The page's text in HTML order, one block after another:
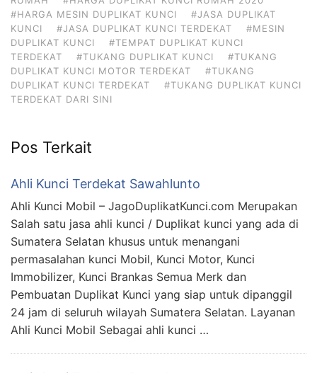
#HARGA MESIN DUPLIKAT KUNCI
#JASA DUPLIKAT
KUNCI
#JASA DUPLIKAT KUNCI TERDEKAT
#MESIN
DUPLIKAT KUNCI
#TEMPAT DUPLIKAT KUNCI
TERDEKAT
#TUKANG DUPLIKAT KUNCI
#TUKANG
DUPLIKAT KUNCI MOTOR TERDEKAT
#TUKANG
DUPLIKAT KUNCI TERDEKAT
#TUKANG DUPLIKAT KUNCI
TERDEKAT DARI SINI
Pos Terkait
Ahli Kunci Terdekat Sawahlunto
Ahli Kunci Mobil – JagoDuplikatKunci.com Merupakan
Salah satu jasa ahli kunci / Duplikat kunci yang ada di
Sumatera Selatan khusus untuk menangani
permasalahan kunci Mobil, Kunci Motor, Kunci
Immobilizer, Kunci Brankas Semua Merk dan
Pembuatan Duplikat Kunci yang siap untuk dipanggil
24 jam di seluruh wilayah Sumatera Selatan. Layanan
Ahli Kunci Mobil Sebagai ahli kunci …